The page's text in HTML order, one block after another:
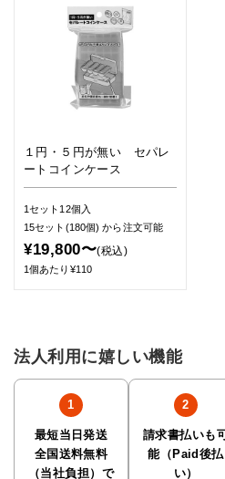
１円・５円が無い セパレ
ートコインケース
1セット12個入
15セット(180個)から注文可能
¥19,800〜(税込)
1個あたり¥110
法人利用に嬉しい機能
最短当日発送
全国送料無料
（当社負担）で
請求書払いも可
能（Paid後払
い）